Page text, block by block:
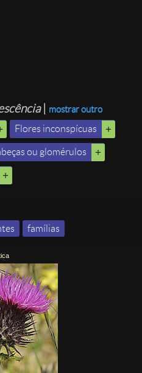
|
mostrar outro
Flores inconspícuas
ou glomérulos
famílias